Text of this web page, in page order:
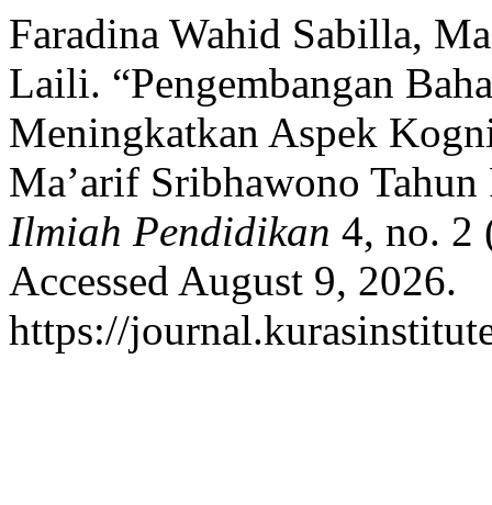
Faradina Wahid Sabilla,
Laili. “Pengembangan
Meningkatkan Aspek
Ma’arif Sribhawono
Ilmiah Pendidikan 4, no. 2
Accessed August 9, 2026.
https://